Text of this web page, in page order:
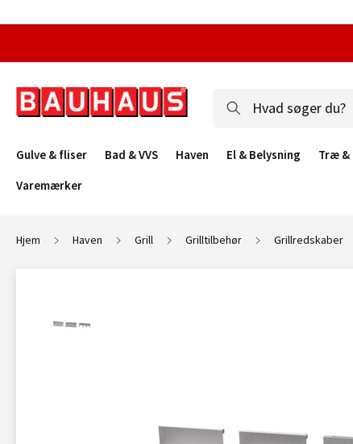
Gulve & fliser Bad & VVS Haven El & Belysning Træ &
Varemærker
Hjem Haven Grill Grilltilbehør Grillredskaber